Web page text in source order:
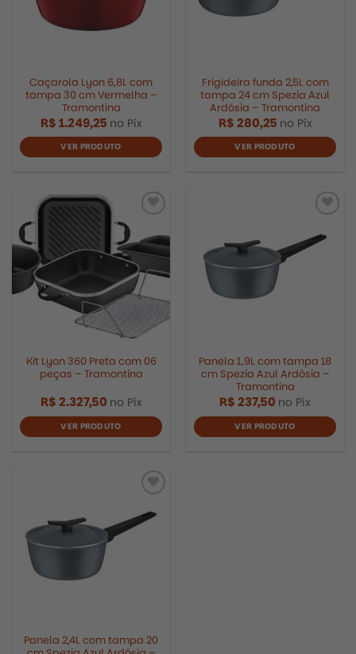
R$
Caçarola Lyon 6,8L com
tampa 30 cm Vermelha –
Tramontina
R$1.249,25 no Pix
VER PRODUTO
Frigideira funda 2,5L com
tampa 24 cm Spezia Azul
Ardósia – Tramontina
R$280,25 no Pix
VER PRODUTO
Kit Lyon 360 Preta com 06
peças – Tramontina
R$2.327,50 no Pix
VER PRODUTO
Panela 1,9L com tampa 18
cm Spezia Azul Ardósia –
Tramontina
R$237,50 no Pix
VER PRODUTO
Panela 2,4L com tampa 20